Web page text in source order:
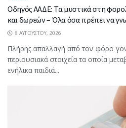
Οδηγός ΑΑΔΕ: Τα μυστικά στη
και δωρεών – Όλα όσα πρέπει να
8 ΑΥΓΟΎΣΤΟΥ, 2026
Πλήρης απαλλαγή από τον φόρο
περιουσιακά στοιχεία τα οποία
ενήλικα παιδιά...